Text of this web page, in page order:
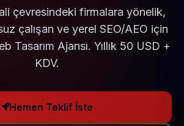
çevresindeki firmalara yönelik,
çalışan ve yerel SEO/AEO için
Tasarım Ajansı. Yıllık 50 USD +
KDV.
Hemen Teklif İste